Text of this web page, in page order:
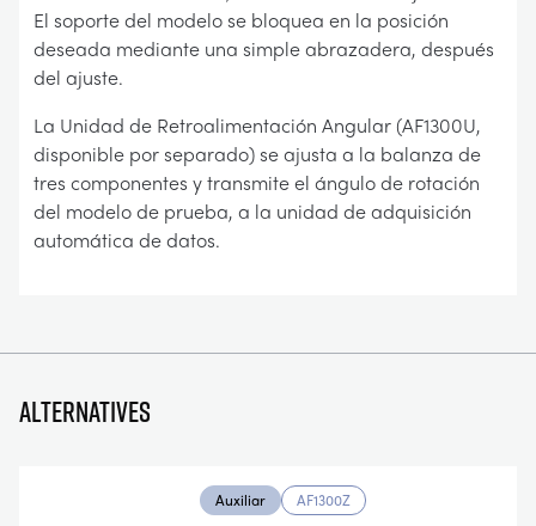
El soporte del modelo se bloquea en la posición
deseada mediante una simple abrazadera, después
del ajuste.
La Unidad de Retroalimentación Angular (AF1300U,
disponible por separado) se ajusta a la balanza de
tres componentes y transmite el ángulo de rotación
del modelo de prueba, a la unidad de adquisición
automática de datos.
Alternatives
Auxiliar AF1300Z